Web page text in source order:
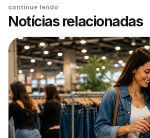
continue lendo
Notícias relacionadas